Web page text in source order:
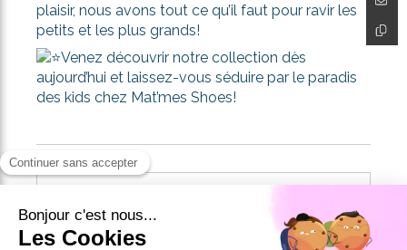
plaisir, nous avons tout ce qu’il faut pour ravir les
petits et les plus grands!
Venez découvrir notre collection dès
aujourd’hui et laissez-vous séduire par le paradis
des kids chez Mat’mes Shoes!
LES CARACTÉRISTIQUES D'UNE BONNE CHAUSSURE POUR KIDS !